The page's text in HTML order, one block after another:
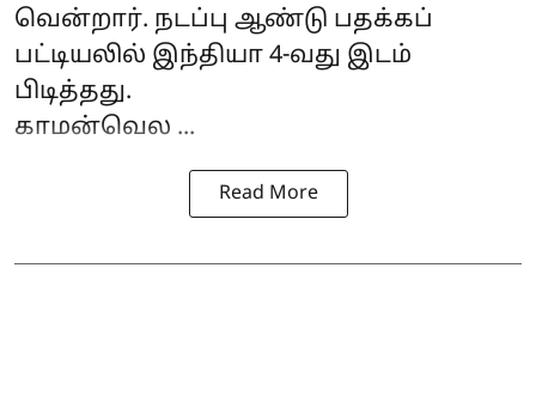
வென்றார். நடப்பு ஆண்டு பதக்கப்
பட்டியலில் இந்தியா 4-வது இடம்
பிடித்தது.
காமன்வெல ...
Read More